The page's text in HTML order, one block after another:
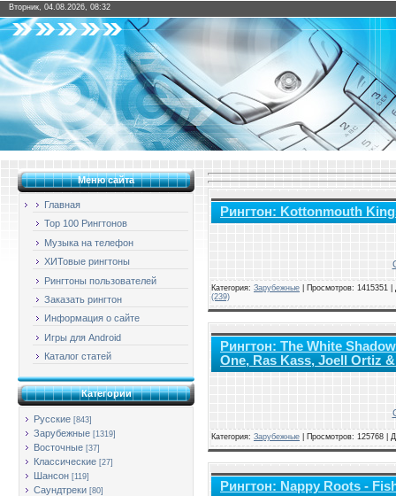
Вторник, 04.08.2026, 08:32
Меню сайта
Главная
Top 100 Рингтонов
Музыка на телефон
ХИТовые рингтоны
Рингтоны пользователей
Заказать рингтон
Информация о сайте
Игры для Android
Каталог статей
Категории
Русские [843]
Зарубежные [1319]
Восточные [37]
Классические [27]
Шансон [119]
Саундтреки [80]
Рингтон: Kottonmouth
Категория: Зарубежные
Просмотров: 1415351
(239)
Рингтон: The White
One, Ras Kass, Joell Ortiz
Категория: Зарубежные Просмотров: 125768 |
Рингтон: Nappy Roots -